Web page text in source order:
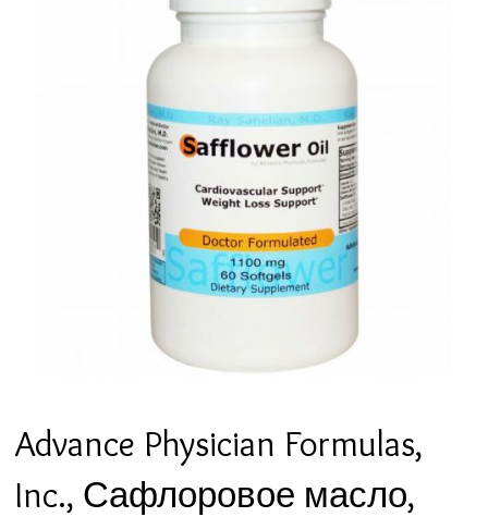
Advance Physician Formulas,
Inc., Сафлоровое масло,